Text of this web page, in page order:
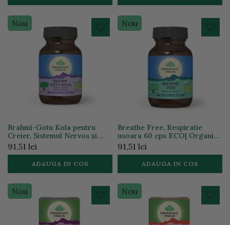
Nou
Brahmi-Gotu Kola pentru
Creier, Sistemul Nervos și
Deficit de Atenție 60cps |
Organic India
91,51 lei
ADAUGA IN COS
Nou
Breathe Free, Respiratie
usoara 60 cps ECO| Organic
India
91,51 lei
ADAUGA IN COS
Nou Nou